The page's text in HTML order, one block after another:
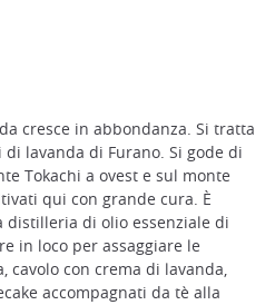
cresce in abbondanza. Si tratta
lavanda di Furano. Si gode di
Tokachi a ovest e sul monte
qui con grande cura. È
distilleria di olio essenziale di
in loco per assaggiare le
cavolo con crema di lavanda,
accompagnati da tè alla